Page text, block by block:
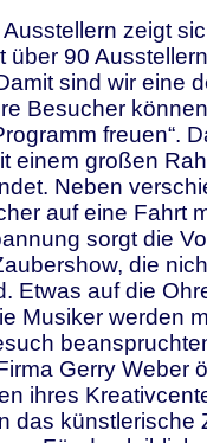
zeigt
über 90
sind wir eine
Besucher
freuen“.
einem großen
Neben
auf eine Fahrt
sorgt die
die
Etwas auf die
Musiker werden
Gerry Weber
ihres
das künstlerische